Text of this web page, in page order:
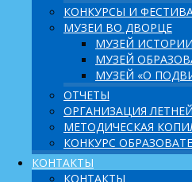
КОНКУРСЫ И
МУЗЕИ ВО ДВОРЦЕ
МУЗЕЙ
МУЗЕЙ
МУЗЕЙ «О
ОТЧЕТЫ
ОРГАНИЗАЦИЯ
МЕТОДИЧЕСКАЯ
КОНКУРС
КОНТАКТЫ
КОНТАКТЫ